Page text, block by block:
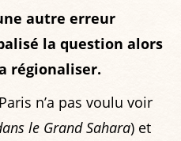
autre erreur
la question alors
régionaliser.
n’a pas voulu voir
le Grand Sahara) et